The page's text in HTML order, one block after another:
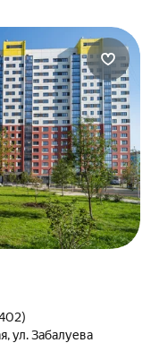
,ул. Забалуева